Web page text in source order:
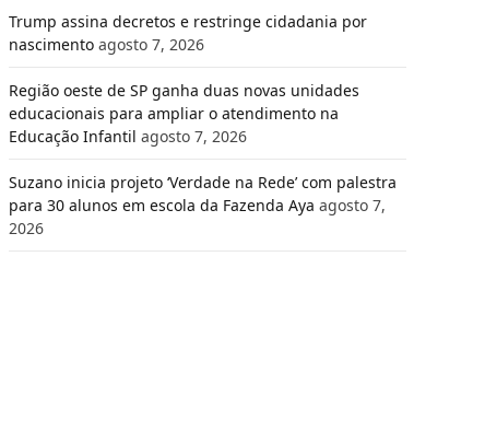
Trump assina decretos e restringe cidadania por
nascimento agosto 7, 2026
Região oeste de SP ganha duas novas unidades
educacionais para ampliar o atendimento na
Educação Infantil agosto 7, 2026
Suzano inicia projeto ‘Verdade na Rede’ com palestra
para 30 alunos em escola da Fazenda Aya agosto 7,
2026